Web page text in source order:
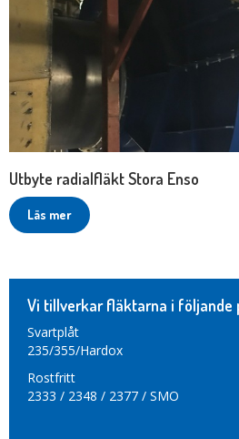
Utbyte radialfläkt Stora Enso
Läs mer
Vi tillverkar fläktarna i följande
Svartplåt
235/355/Hardox
Rostfritt
2333 / 2348 / 2377 / SMO